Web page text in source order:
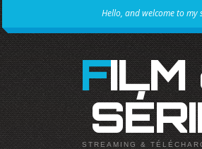
Hello, and welcome to my
FILM &
STREAMING &